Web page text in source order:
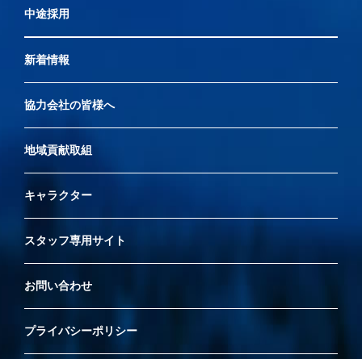
中途採用
新着情報
協力会社の皆様へ
地域貢献取組
キャラクター
スタッフ専用サイト
お問い合わせ
プライバシーポリシー